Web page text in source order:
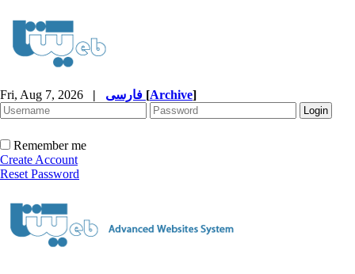
Fri, Aug 7, 2026 | [Archive]
Remember me
Create Account
Reset Password